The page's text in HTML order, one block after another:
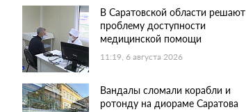
В Саратовской области решают
проблему доступности
медицинской помощи
11:19, 6 августа 2026
Вандалы сломали корабли и
ротонду на диораме Саратова